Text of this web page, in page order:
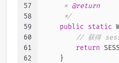
57
58
59
60
61
62
     *
@return
     */
public
static
// 获得
return
    }